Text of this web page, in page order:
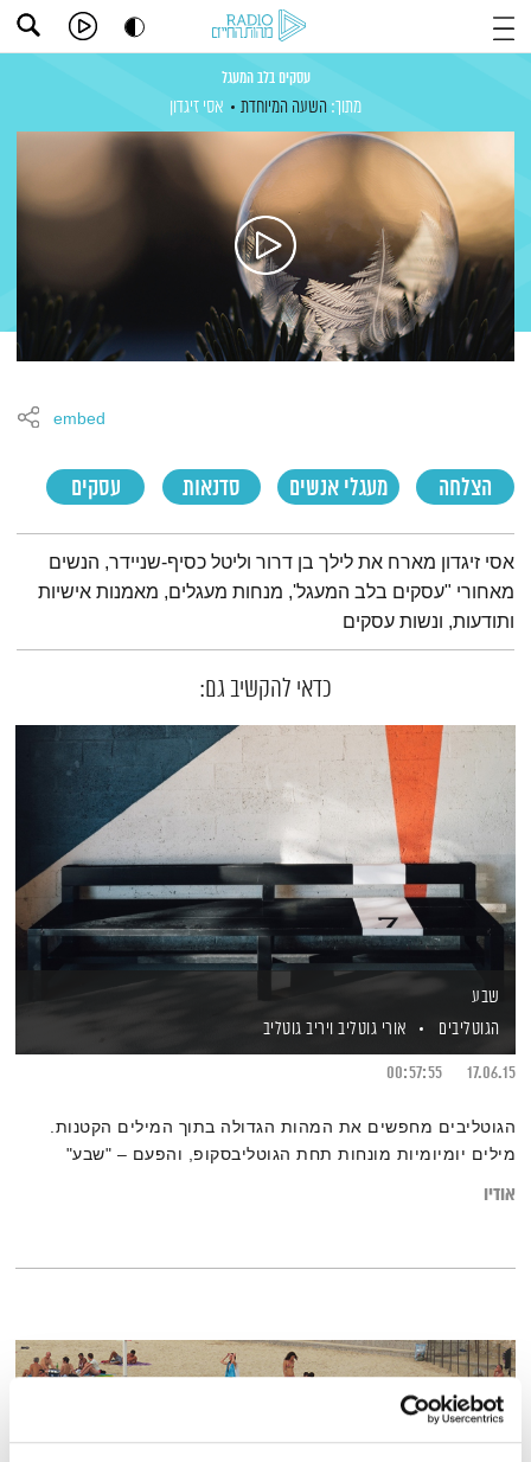
עסקים בלב המעגל
מתוך: השעה המיוחדת אסי זיגדון
הצלחה מעגלי אנשים סדנאות עסקים
embed
תמצית הפודקאסט
אסי זיגדון מארח את לילך בן דרור וליטל כסיף-שניידר, הנשים
מאחורי "עסקים בלב המעגל', מנחות מעגלים, מאמנות אישיות
ותודעות, ונשות עסקים
כדאי להקשיב גם:
שבע
הגוטליבים
אורי גוטליב ויריב גוטליב
17.06.15
00:57:55
הגוטליבים מחפשים את המהות הגדולה בתוך המילים הקטנות.
מילים יומיומיות מונחות תחת הגוטליבסקופ, והפעם – "שבע"
אודיו